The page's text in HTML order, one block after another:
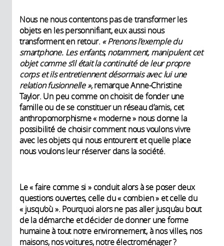
Nous ne nous contentons pas de transformer les
objets en les personnifiant, eux aussi nous
transforment en retour. « Prenons l’exemple du
smartphone. Les enfants, notamment, manipulent cet
objet comme s’il était la continuité de leur propre
corps et ils entretiennent désormais avec lui une
relation fusionnelle », remarque Anne-Christine
Taylor. Un peu comme on choisit de fonder une
famille ou de se constituer un réseau d’amis, cet
anthropomorphisme « moderne » nous donne la
possibilité de choisir comment nous voulons vivre
avec les objets qui nous entourent et quelle place
nous voulons leur réserver dans la société.
Le « faire comme si » conduit alors à se poser deux
questions ouvertes, celle du « combien » et celle du
« jusqu’où ». Pourquoi alors ne pas aller jusqu’au bout
de la démarche et décider de donner une forme
humaine à tout notre environnement, à nos villes, nos
maisons, nos voitures, notre électroménager ?